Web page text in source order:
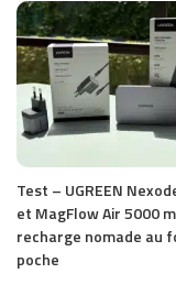
Test – UGREEN
et MagFlow Air 5000
recharge nomade au
poche